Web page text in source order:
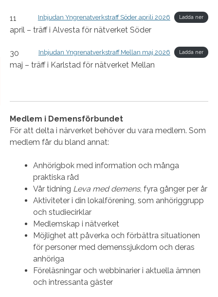
Inbjudan Yngrenatverkstraff Söder aprili 2026 Ladda ner
11
april – träff i Alvesta för nätverket Söder
Inbjudan Yngrenatverkstraff Mellan maj 2026 Ladda ner
30
maj – träff i Karlstad för nätverket Mellan
Medlem i Demensförbundet
För att delta i närverket behöver du vara medlem. Som
medlem får du bland annat:
Anhörigbok med information och många
praktiska råd
Vår tidning Leva med demens, fyra gånger per år
Aktiviteter i din lokalförening, som anhöriggrupp
och studiecirklar
Medlemskap i nätverket
Möjlighet att påverka och förbättra situationen
för personer med demenssjukdom och deras
anhöriga
Föreläsningar och webbinarier i aktuella ämnen
och intressanta gäster